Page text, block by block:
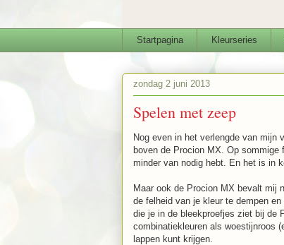
Startpagina Kleurseries
zondag 2 juni 2013
Spelen met zeep
Nog even in het verlengde van mijn
boven de Procion MX. Op sommige
minder van nodig hebt. En het is in
Maar ook de Procion MX bevalt mij
de felheid van je kleur te dempen
die je in de bleekproefjes ziet bij de
combinatiekleuren als woestijnroos
lappen kunt krijgen.